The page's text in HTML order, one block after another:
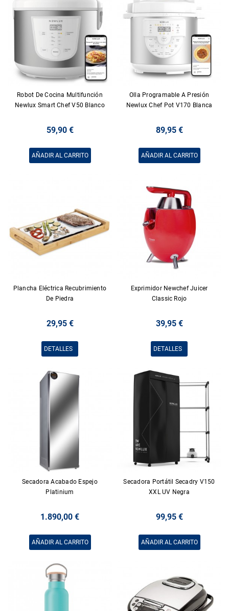
Robot De Cocina Multifunción
Newlux Smart Chef V50 Blanco
59,90 €
AÑADIR AL CARRITO
Olla Programable A Presión
Newlux Chef Pot V170 Blanca
89,95 €
AÑADIR AL CARRITO
Plancha Eléctrica Recubrimiento
De Piedra
29,95 €
DETALLES
Exprimidor Newchef Juicer
Classic Rojo
39,95 €
DETALLES
Secadora Acabado Espejo
Platinium
1.890,00 €
AÑADIR AL CARRITO
Secadora Portátil Secadry V150
XXL UV Negra
99,95 €
AÑADIR AL CARRITO